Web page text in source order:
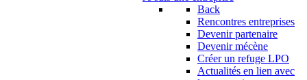
Back
Rencontres entreprises
Devenir partenaire
Devenir mécène
Créer un refuge LPO
Actualités en lien avec